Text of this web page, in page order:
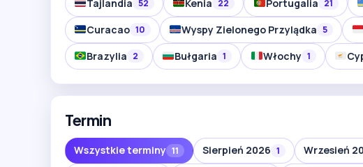
Tajlandia 52 Kenia 22 Portugalia 21
Curacao 10 Wyspy Zielonego Przylądka 5
Brazylia 2 Bułgaria 1 Włochy 1
Termin
Wszystkie terminy 11 Sierpień 2026 1 Wrzesień